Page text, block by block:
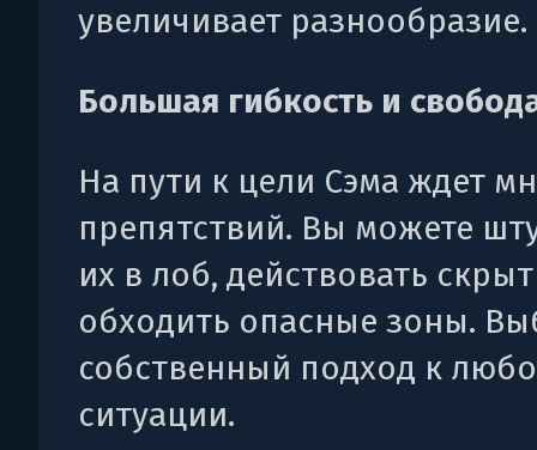
увеличивает разнообразие.
Большая гибкость и
На пути к цели Сэма ждет
препятствий. Вы можете
их в лоб, действовать
обходить опасные зоны.
собственный подход к
ситуации.